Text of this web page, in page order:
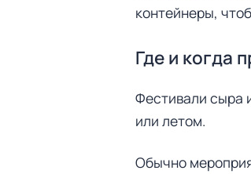
контейнеры,
Где и когда
Фестивали сыра
или летом.
Обычно